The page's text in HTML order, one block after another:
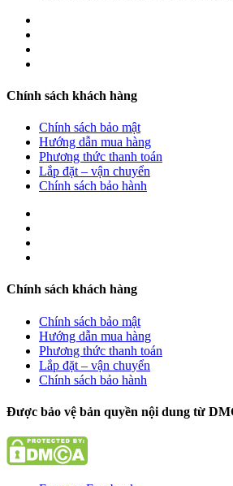
Chính sách khách hàng
Chính sách bảo mật
Hướng dẫn mua hàng
Phương thức thanh toán
Lắp đặt – vận chuyển
Chính sách bảo hành
Chính sách khách hàng
Chính sách bảo mật
Hướng dẫn mua hàng
Phương thức thanh toán
Lắp đặt – vận chuyển
Chính sách bảo hành
Được bảo vệ bản quyền nội dung từ